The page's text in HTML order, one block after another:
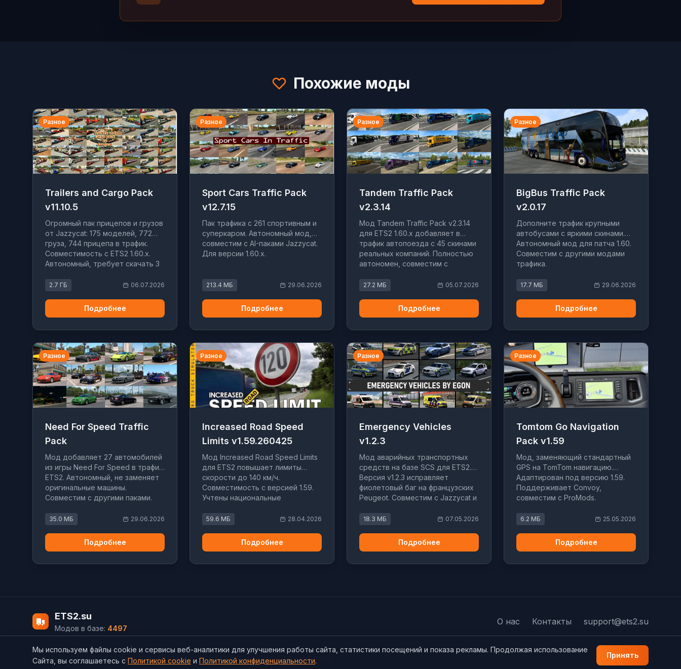
Похожие моды
Разное
Trailers and Cargo Pack
v11.10.5
Огромный пак прицепов и грузов
от Jazzycat: 175 моделей, 772
груза, 744 прицепа в трафик.
Совместимость с ETS2 1.60.x.
Автономный, требует скачать 3
2.7 ГБ 06.07.2026
Подробнее
Разное
Sport Cars Traffic Pack
v12.7.15
Пак трафика с 261 спортивным и
суперкаром. Автономный мод,
совместим с AI-паками Jazzycat.
Для версии 1.60.x.
213.4 МБ 29.06.2026
Подробнее
Разное
Tandem Traffic Pack
v2.3.14
Мод Tandem Traffic Pack v2.3.14
для ETS2 1.60.x добавляет в
трафик автопоезда с 45 скинами
реальных компаний. Полностью
автономен, совместим с
27.2 МБ 05.07.2026
Подробнее
Разное
BigBus Traffic Pack
v2.0.17
Дополните трафик крупными
автобусами с яркими скинами.
Автономный мод для патча 1.60.
Совместим с другими модами
трафика.
17.7 МБ 29.06.2026
Подробнее
Разное
Need For Speed Traffic
Pack
Мод добавляет 27 автомобилей
из игры Need For Speed в трафик
ETS2. Автономный, не заменяет
оригинальные машины.
Совместим с другими паками.
35.0 МБ 29.06.2026
Подробнее
Разное
Increased Road Speed
Limits v1.59.260425
Мод Increased Road Speed Limits
для ETS2 повышает лимиты
скорости до 140 км/ч.
Совместимость с версией 1.59.
Учтены национальные
59.6 МБ 28.04.2026
Подробнее
Разное
Emergency Vehicles
v1.2.3
Мод аварийных транспортных
средств на базе SCS для ETS2.
Версия v1.2.3 исправляет
фиолетовый баг на французских
Peugeot. Совместим с Jazzycat и
18.3 МБ 07.05.2026
Подробнее
Разное
Tomtom Go Navigation
Pack v1.59
Мод, заменяющий стандартный
GPS на TomTom навигацию.
Адаптирован под версию 1.59.
Поддерживает Convoy,
совместим с ProMods.
6.2 МБ 25.05.2026
Подробнее
ETS2.su
Модов в базе: 4497
О нас Контакты support@ets2.su
Политика конфиденциальности CookieСогласие на обработку ПДн Пользовательское соглашение © 2026 ETS2.su
Мы используем файлы cookie и сервисы веб-аналитики для улучшения работы сайта, статистики посещений и показа рекламы. Продолжая использование
Сайта, вы соглашаетесь с Политикой cookie и Политикой конфиденциальности.
Принять